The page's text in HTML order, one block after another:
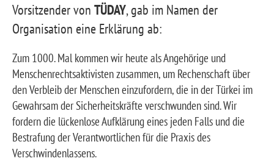
Vorsitzender von TÜDAY, gab im Namen der
Organisation eine Erklärung ab:
Zum 1000. Mal kommen wir heute als Angehörige und
Menschenrechtsaktivisten zusammen, um Rechenschaft über
den Verbleib der Menschen einzufordern, die in der Türkei im
Gewahrsam der Sicherheitskräfte verschwunden sind. Wir
fordern die lückenlose Aufklärung eines jeden Falls und die
Bestrafung der Verantwortlichen für die Praxis des
Verschwindenlassens.